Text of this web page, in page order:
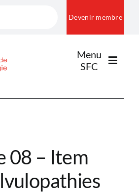
Devenir membre
Menu
SFC
08 – Item